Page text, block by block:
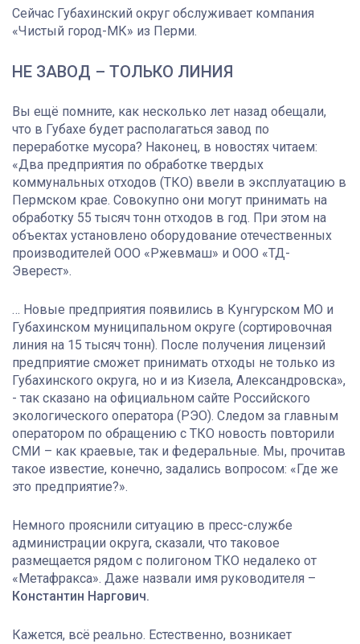
Сейчас Губахинский округ обслуживает компания
«Чистый город-МК» из Перми.
НЕ ЗАВОД – ТОЛЬКО ЛИНИЯ
Вы ещё помните, как несколько лет назад обещали,
что в Губахе будет располагаться завод по
переработке мусора? Наконец, в новостях читаем:
«Два предприятия по обработке твердых
коммунальных отходов (ТКО) ввели в эксплуатацию в
Пермском крае. Совокупно они могут принимать на
обработку 55 тысяч тонн отходов в год. При этом на
объектах установлено оборудование отечественных
производителей ООО «Ржевмаш» и ООО «ТД-
Эверест».
… Новые предприятия появились в Кунгурском МО и
Губахинском муниципальном округе (сортировочная
линия на 15 тысяч тонн). После получения лицензий
предприятие сможет принимать отходы не только из
Губахинского округа, но и из Кизела, Александровска»,
- так сказано на официальном сайте Российского
экологического оператора (РЭО). Следом за главным
оператором по обращению с ТКО новость повторили
СМИ – как краевые, так и федеральные. Мы, прочитав
такое известие, конечно, задались вопросом: «Где же
это предприятие?».
Немного прояснили ситуацию в пресс-службе
администрации округа, сказали, что таковое
размещается рядом с полигоном ТКО недалеко от
«Метафракса». Даже назвали имя руководителя –
Константин Наргович.
Кажется, всё реально. Естественно, возникает